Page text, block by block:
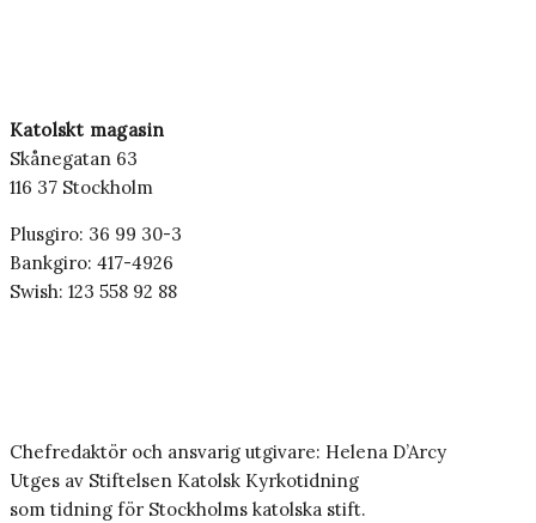
Katolskt magasin
Skånegatan 63
116 37 Stockholm
Plusgiro: 36 99 30-3
Bankgiro: 417-4926
Swish: 123 558 92 88
Chefredaktör och ansvarig utgivare: Helena D’Arcy
Utges av Stiftelsen Katolsk Kyrkotidning
som tidning för Stockholms katolska stift.